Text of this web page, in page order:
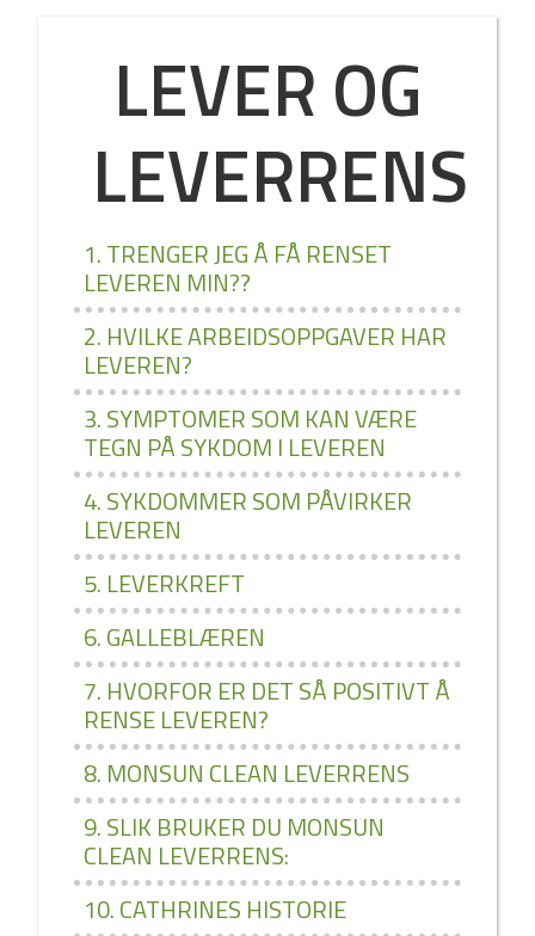
LEVER OG
LEVERRENS
1. TRENGER JEG Å FÅ RENSET
LEVEREN MIN??
2. HVILKE ARBEIDSOPPGAVER HAR
LEVEREN?
3. SYMPTOMER SOM KAN VÆRE
TEGN PÅ SYKDOM I LEVEREN
4. SYKDOMMER SOM PÅVIRKER
LEVEREN
5. LEVERKREFT
6. GALLEBLÆREN
7. HVORFOR ER DET SÅ POSITIVT Å
RENSE LEVEREN?
8. MONSUN CLEAN LEVERRENS
9. SLIK BRUKER DU MONSUN
CLEAN LEVERRENS:
10. CATHRINES HISTORIE